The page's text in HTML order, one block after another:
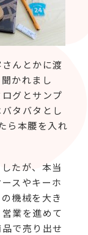
んとかに渡
かれまし
グとサンプ
タバタとし
ら本腰を入れ
たが、本当
スやキーホ
機械を大き
業を進めて
で売り出せ